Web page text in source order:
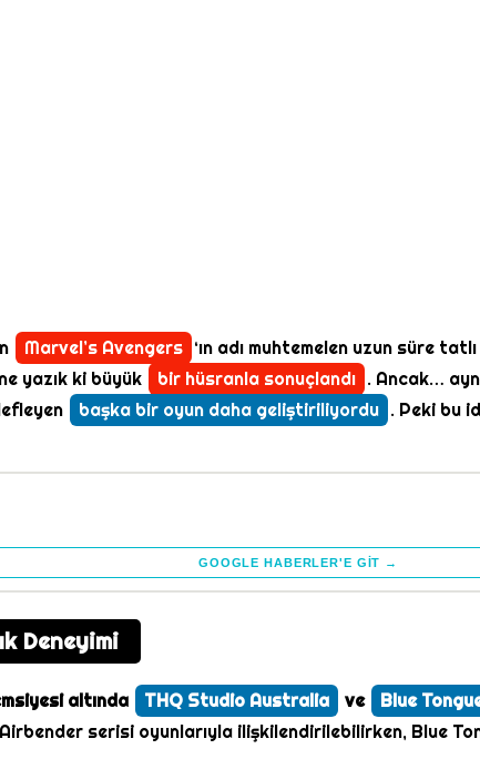
Marvel’s Avengers ‘ın adı muhtemelen uzun süre
yazık ki büyük bir hüsranla sonuçlandı . Ancak…
başka bir oyun daha geliştiriliyordu . Peki bu
GOOGLE HABERLER'E GIT →
Deneyimi
altında THQ Studio Australia ve Blue
serisi oyunlarıyla ilişkilendirilebilirken, Blue